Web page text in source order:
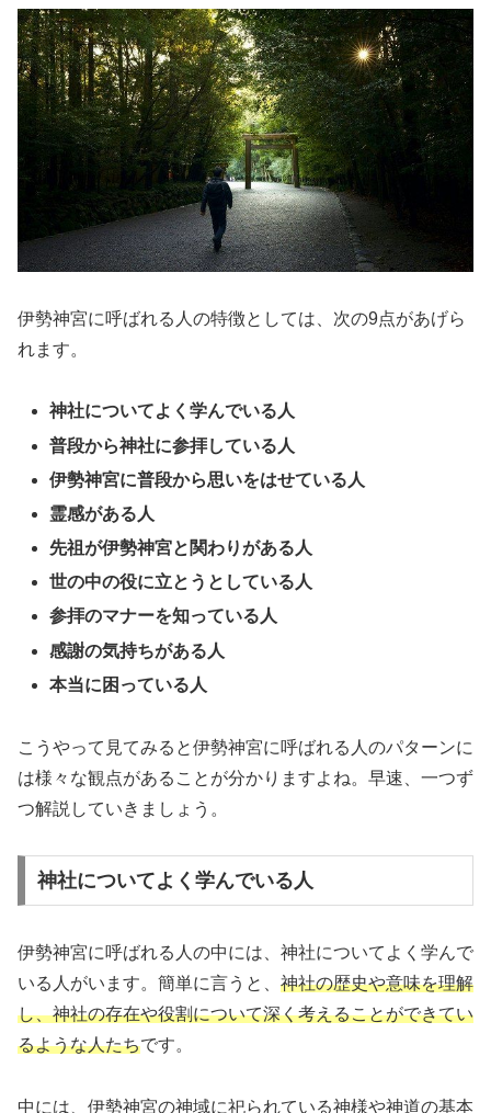
伊勢神宮に呼ばれる人の特徴としては、次の9点があげら
れます。
神社についてよく学んでいる人
普段から神社に参拝している人
伊勢神宮に普段から思いをはせている人
霊感がある人
先祖が伊勢神宮と関わりがある人
世の中の役に立とうとしている人
参拝のマナーを知っている人
感謝の気持ちがある人
本当に困っている人
こうやって見てみると伊勢神宮に呼ばれる人のパターンに
は様々な観点があることが分かりますよね。早速、一つず
つ解説していきましょう。
神社についてよく学んでいる人
伊勢神宮に呼ばれる人の中には、神社についてよく学んで
いる人がいます。簡単に言うと、 神社の歴史や意味を理解
し、神社の存在や役割について深く考えることができてい
るような人たちです。
中には、伊勢神宮の神域に祀られている神様や神道の基本